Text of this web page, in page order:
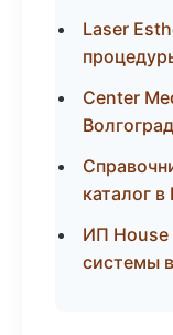
Laser
Center
Волгоград
каталог
ИП House
системы